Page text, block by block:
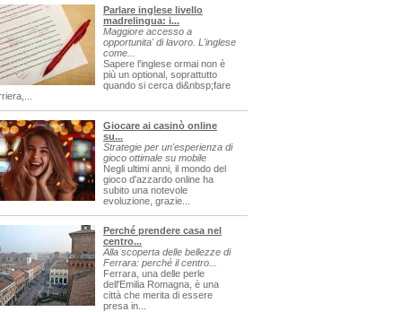
Parlare inglese livello
madrelingua: i...
Maggiore accesso a
opportunita' di lavoro. L'inglese
come...
Sapere l'inglese ormai non è
più un optional, soprattutto
quando si cerca di&nbsp;fare
Giocare ai casinò online
su...
Strategie per un'esperienza di
gioco ottimale su mobile
Negli ultimi anni, il mondo del
gioco d'azzardo online ha
subito una notevole
evoluzione, grazie...
Perché prendere casa nel
centro...
Alla scoperta delle bellezze di
Ferrara: perché il centro...
Ferrara, una delle perle
dell'Emilia Romagna, è una
città che merita di essere
presa in...